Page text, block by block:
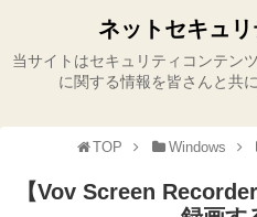
ネットセキュ
当サイトはセキュリティコンテン
に関する情報を皆さんと共
TOP Windows
【Vov Screen